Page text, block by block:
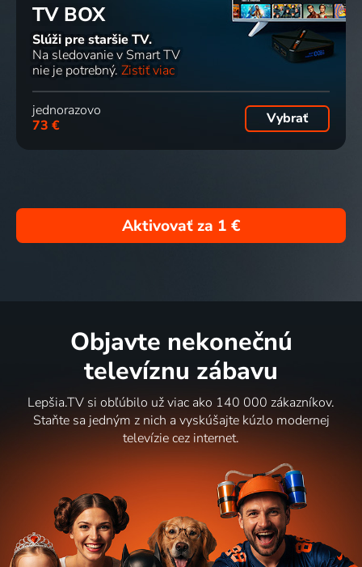
TV BOX
Slúži pre staršie TV.
Na sledovanie v Smart TV
nie je potrebný. Zistiť viac
jednorazovo
73 €
Vybrať
Aktivovať za 1 €
Objavte nekonečnú
televíznu zábavu
Lepšia.TV si obľúbilo už viac ako 140 000 zákazníkov.
Staňte sa jedným z nich a vyskúšajte kúzlo modernej
televízie cez internet.